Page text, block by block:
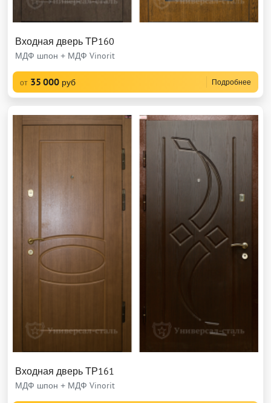
Входная дверь ТР160
МДФ шпон + МДФ Vinorit
от 35 000 руб Подробнее
Входная дверь ТР161
МДФ шпон + МДФ Vinorit